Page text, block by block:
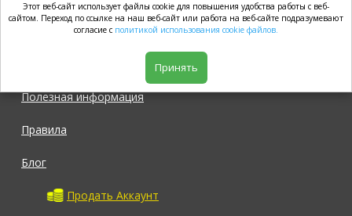
market.com
Полезная информация
Правила
Блог
Продать Аккаунт
Этот веб-сайт использует файлы cookie для повышения удобства работы с веб-
сайтом. Переход по ссылке на наш веб-сайт или работа на веб-сайте подразумевают
согласие с политикой использования cookie файлов.
Принять